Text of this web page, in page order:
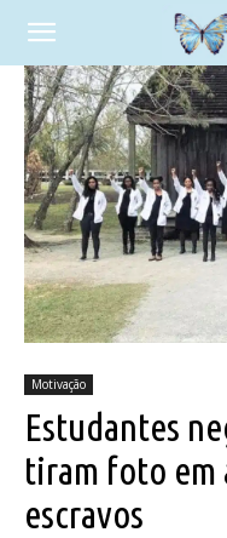
Motivação
Estudantes
tiram foto em
escravos